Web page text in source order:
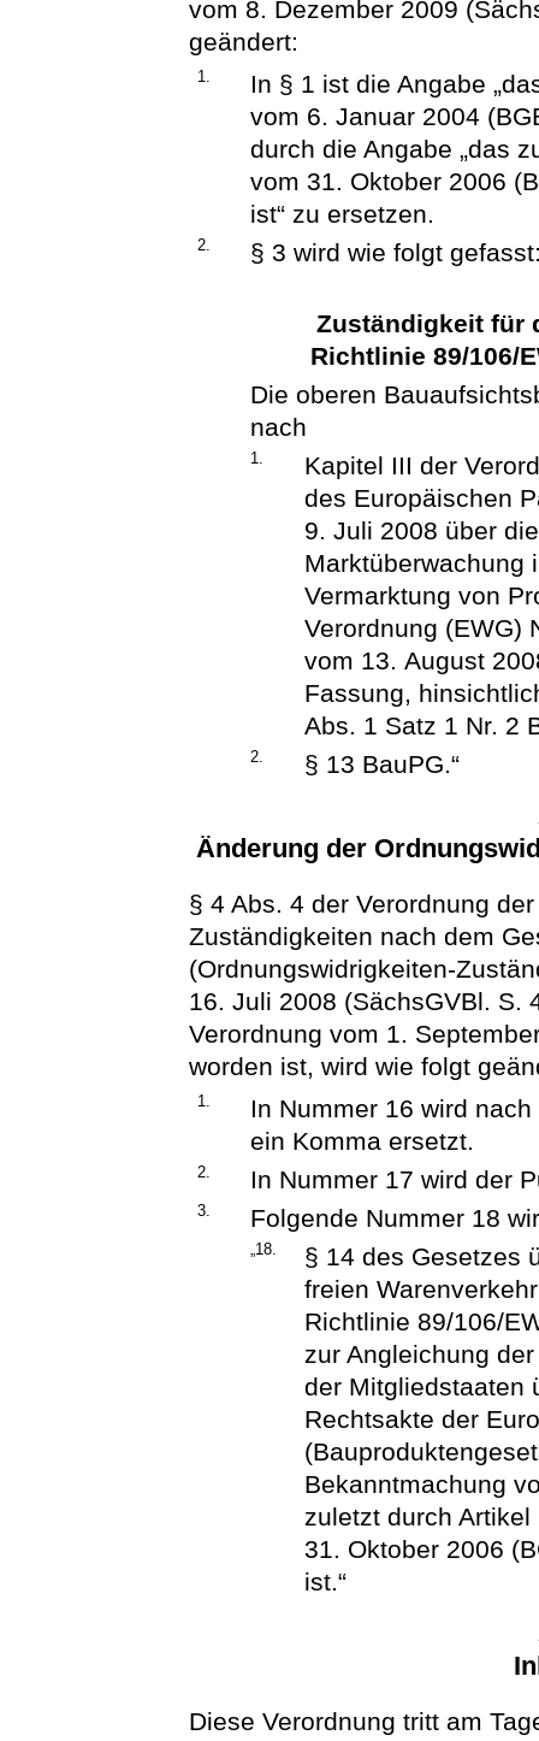
vom 8. Dezember 2009
geändert:
1.
In § 1 ist die Angabe
vom 6. Januar 2004
durch die Angabe „das
vom 31. Oktober 2006
ist“ zu ersetzen.
2. § 3 wird wie folgt
Zuständigkeit für
Richtlinie 89/106/
Die oberen
nach
1.
Kapitel III der
des Europäischen
9. Juli 2008 über
Marktüberwachung
Vermarktung von
Verordnung (EWG)
vom 13. August
Fassung,
Abs. 1 Satz 1 Nr. 2
2. § 13 BauPG.“
Änderung der
§ 4 Abs. 4 der Verordnung
Zuständigkeiten nach dem
(Ordnungswidrigkeiten-
16. Juli 2008 (SächsGVBl. S.
Verordnung vom 1.
worden ist, wird wie folgt
1.
In Nummer 16 wird nach
ein Komma ersetzt.
2. In Nummer 17 wird der
3. Folgende Nummer 18
„18.
§ 14 des Gesetzes
freien
Richtlinie 89/106/
zur Angleichung
der Mitgliedstaaten
Rechtsakte der
Bekanntmachung
zuletzt durch
31. Oktober 2006
ist.“
Diese Verordnung tritt am